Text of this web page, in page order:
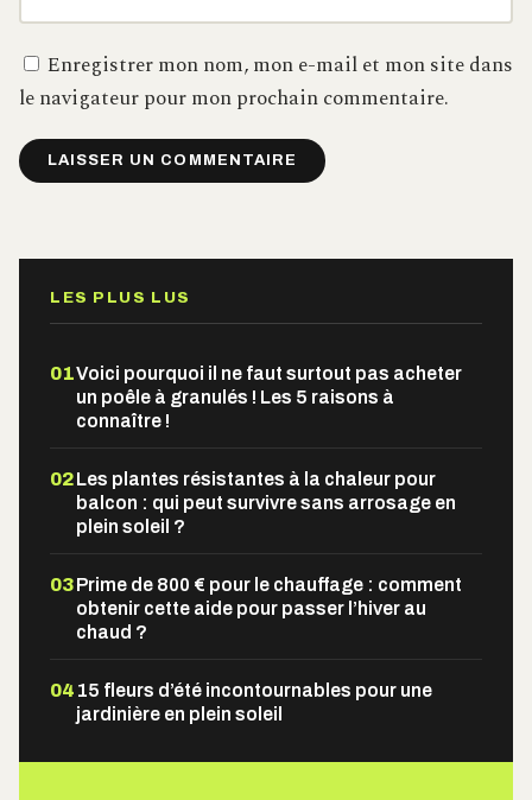
Enregistrer mon nom, mon e-mail et mon site dans
le navigateur pour mon prochain commentaire.
LES PLUS LUS
01Voici pourquoi il ne faut surtout pas acheter
un poêle à granulés ! Les 5 raisons à
connaître !
02Les plantes résistantes à la chaleur pour
balcon : qui peut survivre sans arrosage en
plein soleil ?
03Prime de 800 € pour le chauffage : comment
obtenir cette aide pour passer l’hiver au
chaud ?
04 15 fleurs d’été incontournables pour une
jardinière en plein soleil